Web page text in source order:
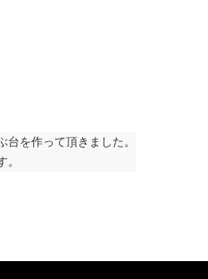
を作って頂きました。